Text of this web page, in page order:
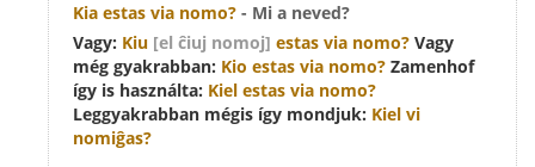
Kia estas via nomo? - Mi a neved?
Vagy: Kiu [el ĉiuj nomoj] estas via nomo? Vagy
még gyakrabban: Kio estas via nomo? Zamenhof
így is használta: Kiel estas via nomo?
Leggyakrabban mégis így mondjuk: Kiel vi
nomiĝas?